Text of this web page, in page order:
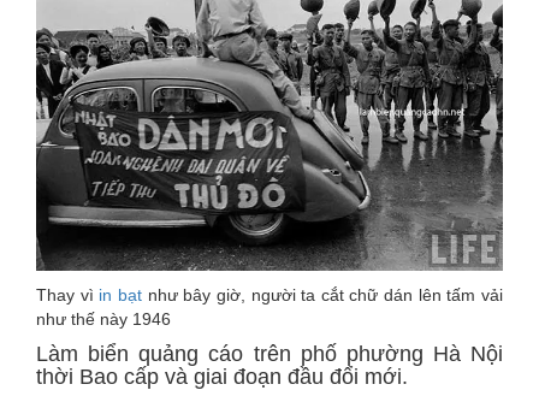
Thay vì in bạt như bây giờ, người ta cắt chữ dán lên tấm vải
như thế này 1946
Làm biển quảng cáo trên phố phường Hà Nội
thời Bao cấp và giai đoạn đầu đổi mới.